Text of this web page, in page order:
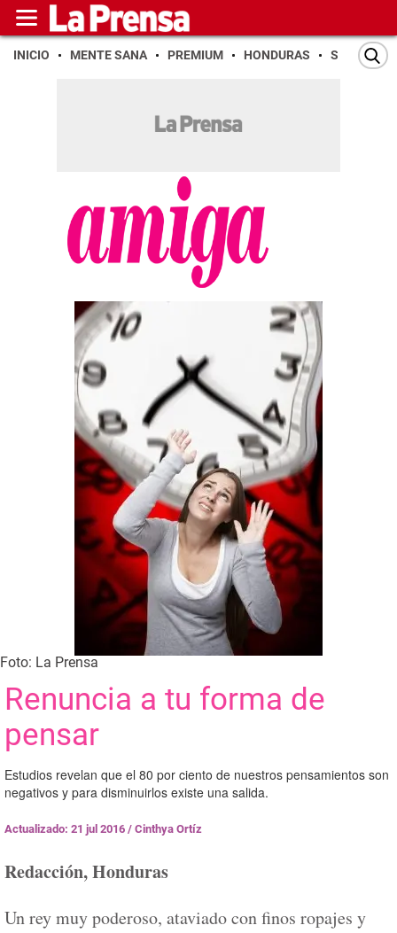
INICIO MENTE SANA PREMIUM HONDURAS SAN PEDRO
Foto: La Prensa
Renuncia a tu forma de
pensar
Estudios revelan que el 80 por ciento de nuestros pensamientos son
negativos y para disminuirlos existe una salida.
Actualizado: 21 jul 2016 / Cinthya Ortíz
Redacción, Honduras
Un rey muy poderoso, ataviado con finos ropajes y